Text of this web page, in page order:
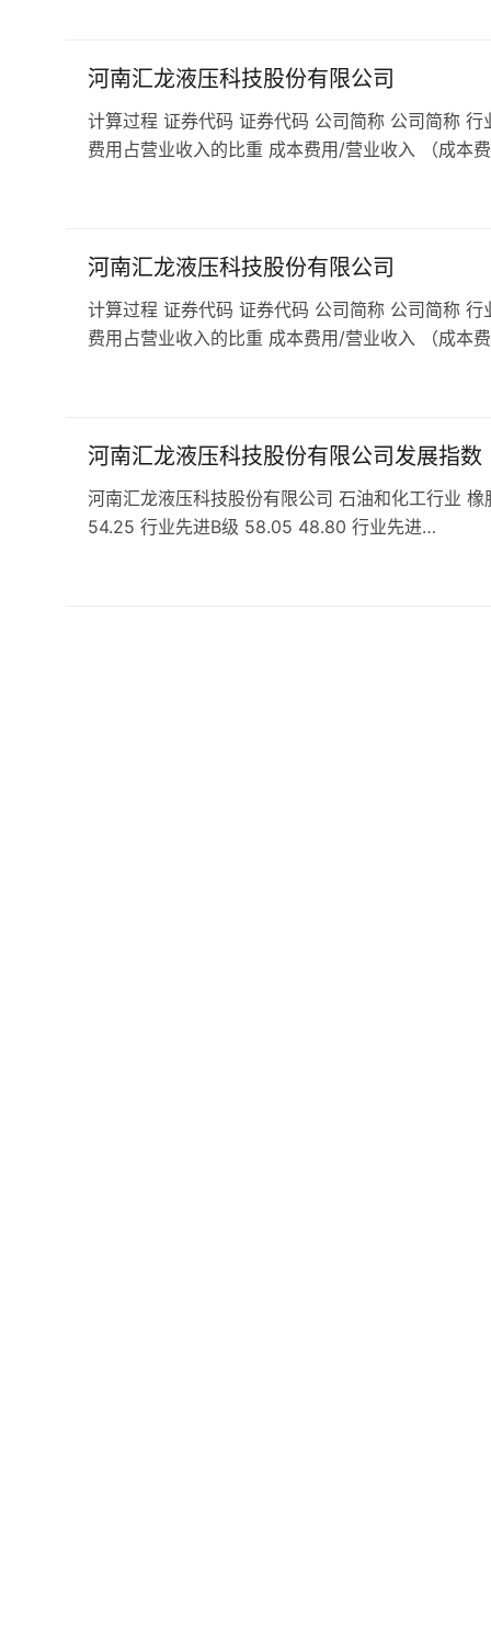
河南汇龙液压科技股份有限公司
计算过程 证券代码 证券代码 公司简称 公司简称
费用占营业收入的比重 成本费用/营业收入 （成本
河南汇龙液压科技股份有限公司
计算过程 证券代码 证券代码 公司简称 公司简称
费用占营业收入的比重 成本费用/营业收入 （成本
河南汇龙液压科技股份有限公司发展指数
河南汇龙液压科技股份有限公司 石油和化工行业
54.25 行业先进B级 58.05 48.80 行业先进…